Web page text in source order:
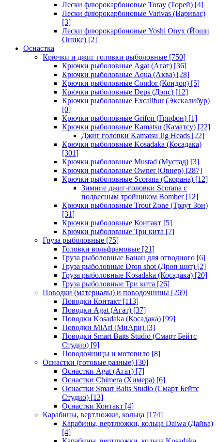
Лески флюрокарбоновые Toray (Торей) [4]
Лески флюрокарбоновые Varivas (Варивас)
[3]
Лески флюрокарбоновые Yoshi Onyx (Йоши
Оникс) [2]
Оснастка
Крючки и джиг головки рыболовные [750]
Крючки рыболовные Agat (Агат) [36]
Крючки рыболовные Aqua (Аква) [28]
Крючки рыболовные Condor (Кондор) [5]
Крючки рыболовные Deps (Дэпс) [12]
Крючки рыболовные Excalibur (Экскалибур)
[0]
Крючки рыболовные Grifon (Грифон) [1]
Крючки рыболовные Kamatsu (Каматсу) [22]
Джиг головки Kamatsu Jig Heads [22]
Крючки рыболовные Kosadaka (Косадака)
[301]
Крючки рыболовные Mustad (Мустад) [3]
Крючки рыболовные Owner (Овнер) [287]
Крючки рыболовные Scorana (Скорана) [12]
Зимние джиг-головки Scorana с
подвесным тройником Bomber[12]
Крючки рыболовные Trout Zone (Траут Зон)
[31]
Крючки рыболовные Контакт [5]
Крючки рыболовные Три кита [7]
Груза рыболовные [75]
Головки вольфрамовые [21]
Груза рыболовные Банан для отводного [6]
Груза рыболовные Drop shot (Дроп шот) [2]
Груза рыболовные Kosadaka (Косадака) [20]
Груза рыболовные Три кита [26]
Поводки (материалы) и поводочницы [269]
Поводки Контакт [113]
Поводки Agat (Агат) [37]
Поводки Kosadaka (Косадака) [99]
Поводки MiAri (МиАри) [3]
Поводки Smart Baits Studio (Смарт Бейтс
Студио) [9]
Поводочницы и мотовило [8]
Оснастки (готовые разные) [30]
Оснастки Agat (Агат) [7]
Оснастки Chimera (Химера) [6]
Оснастки Smart Baits Studio (Смарт Бейтс
Студио) [13]
Оснастки Контакт [4]
Карабины, вертлюжки, кольца [174]
Карабины, вертлюжки, кольца Daiwa (Дайва)
[4]